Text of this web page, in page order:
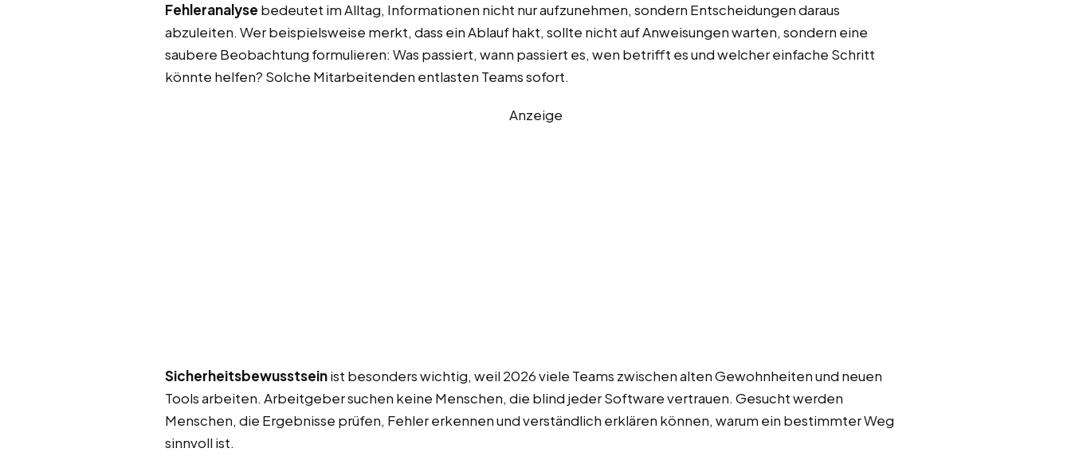
Fehleranalyse bedeutet im Alltag, Informationen nicht nur aufzunehmen, sondern Entscheidungen daraus
abzuleiten. Wer beispielsweise merkt, dass ein Ablauf hakt, sollte nicht auf Anweisungen warten, sondern eine
saubere Beobachtung formulieren: Was passiert, wann passiert es, wen betrifft es und welcher einfache Schritt
könnte helfen? Solche Mitarbeitenden entlasten Teams sofort.
Anzeige
Sicherheitsbewusstseinist besonders wichtig, weil 2026 viele Teams zwischen alten Gewohnheiten und neuen
Tools arbeiten. Arbeitgeber suchen keine Menschen, die blind jeder Software vertrauen. Gesucht werden
Menschen, die Ergebnisse prüfen, Fehler erkennen und verständlich erklären können, warum ein bestimmter Weg
sinnvoll ist.